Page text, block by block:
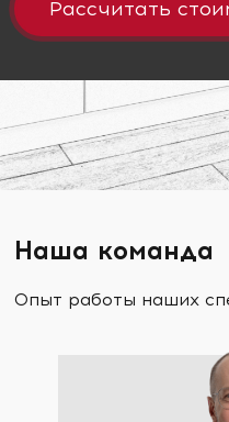
Рассчитать
Наша команда
Опыт работы наших